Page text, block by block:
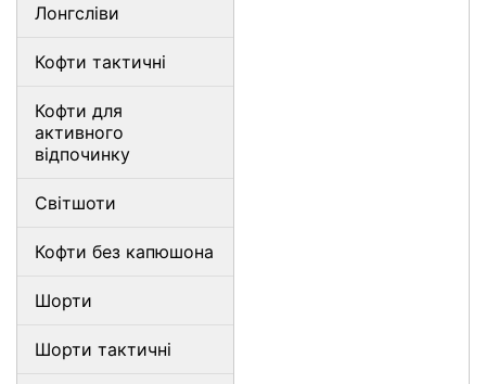
Лонгсліви
Кофти тактичні
Кофти для
активного
відпочинку
Світшоти
Кофти без капюшона
Шорти
Шорти тактичні